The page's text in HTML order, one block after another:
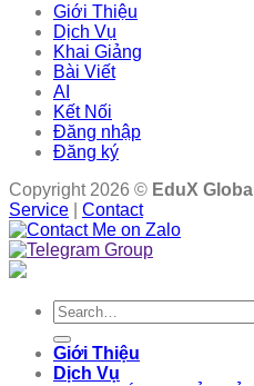
Giới Thiệu
Dịch Vụ
Khai Giảng
Bài Viết
AI
Kết Nối
Đăng nhập
Đăng ký
Copyright 2026 © EduX Global
Service
Contact
Search
for:
Giới Thiệu
Dịch Vụ